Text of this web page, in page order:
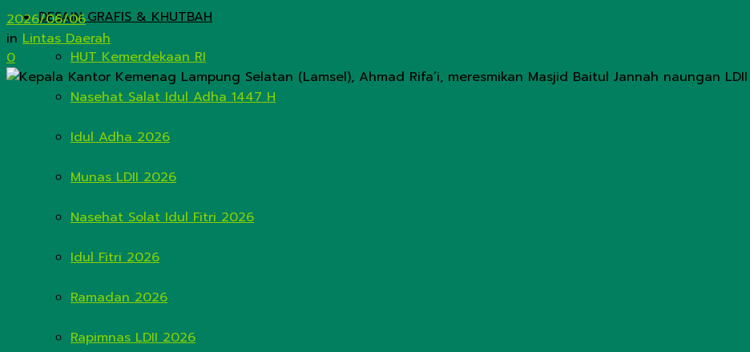
DESAIN GRAFIS & KHUTBAH
HUT Kemerdekaan RI
Nasehat Salat Idul Adha 1447 H
Idul Adha 2026
Munas LDII 2026
Nasehat Solat Idul Fitri 2026
Idul Fitri 2026
Ramadan 2026
Rapimnas LDII 2026
2026/06/06
in Lintas Daerah
0